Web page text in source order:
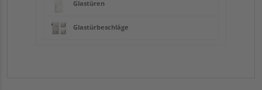
Glastüren
Glastürbeschläge